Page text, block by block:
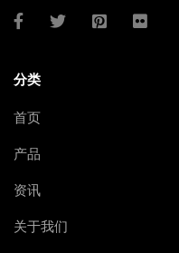
分类
首页
产品
资讯
关于我们